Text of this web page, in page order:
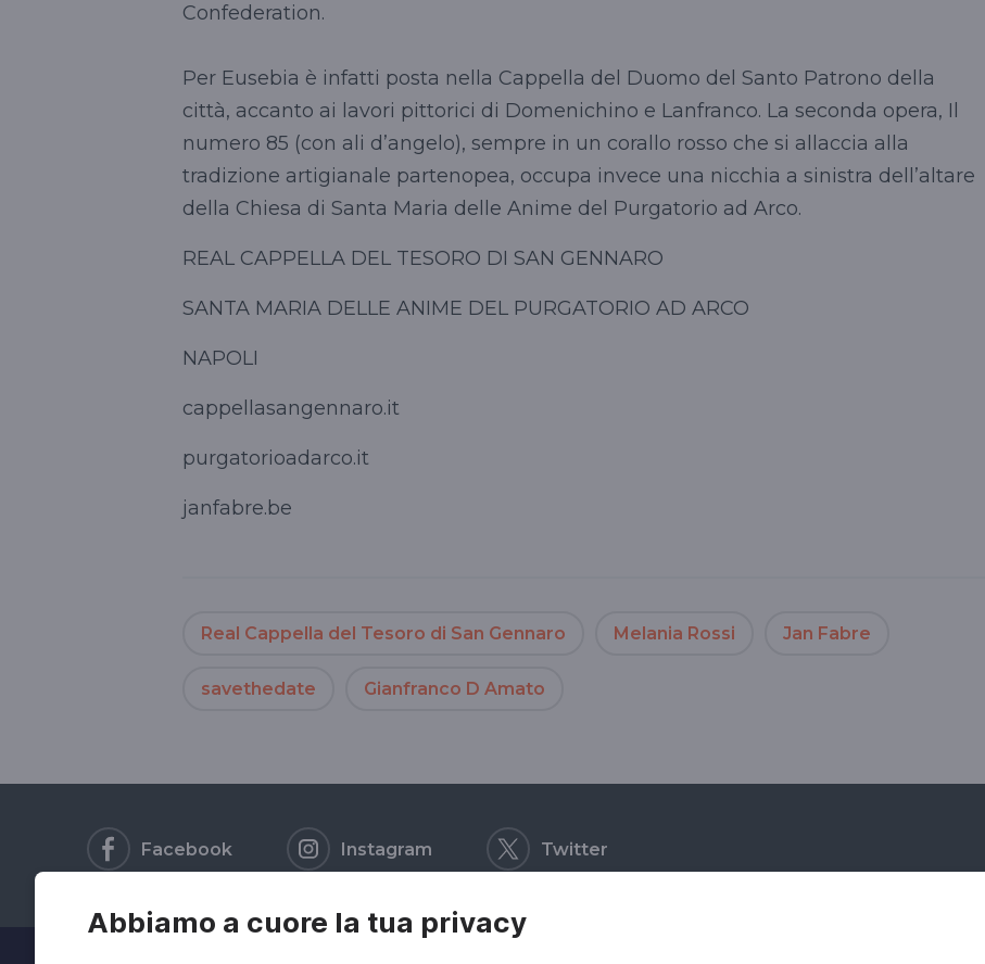
Abbiamo a cuore la tua privacy
Confederation.
Per Eusebia è infatti posta nella Cappella del Duomo del Santo Patrono della
città, accanto ai lavori pittorici di Domenichino e Lanfranco. La seconda opera, Il
numero 85 (con ali d’angelo), sempre in un corallo rosso che si allaccia alla
tradizione artigianale partenopea, occupa invece una nicchia a sinistra dell’altare
della Chiesa di Santa Maria delle Anime del Purgatorio ad Arco.
REAL CAPPELLA DEL TESORO DI SAN GENNARO
SANTA MARIA DELLE ANIME DEL PURGATORIO AD ARCO
NAPOLI
cappellasangennaro.it
purgatorioadarco.it
janfabre.be
Real Cappella del Tesoro di San Gennaro Melania Rossi Jan Fabre
savethedate Gianfranco D Amato
Facebook Instagram Twitter